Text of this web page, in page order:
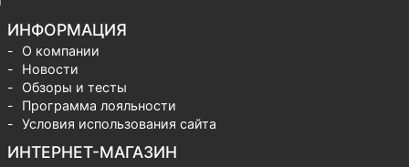
ИНФОРМАЦИЯ
О компании
Новости
Обзоры и тесты
Программа лояльности
Условия использования сайта
ИНТЕРНЕТ-МАГАЗИН